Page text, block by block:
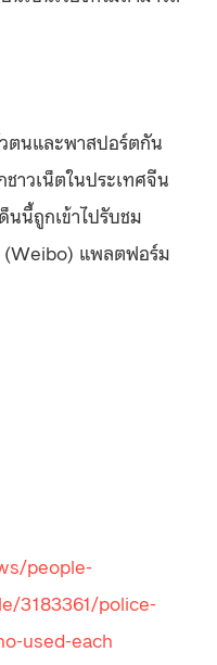
ตนและพาสปอร์ตกัน
าวเน็ตในประเทศจีน
นี้ถูกเข้าไปรับชม
(Weibo) แพลตฟอร์ม
people-
3183361/police-
used-each